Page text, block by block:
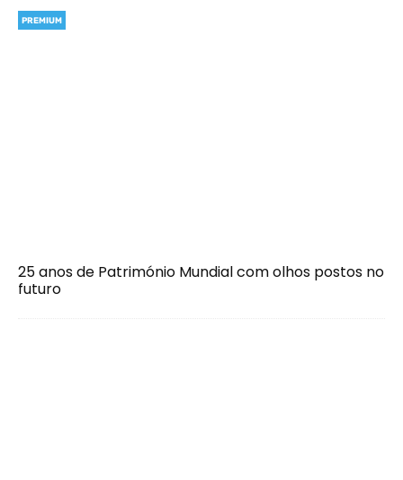
PREMIUM
25 anos de Património Mundial com olhos postos no
futuro